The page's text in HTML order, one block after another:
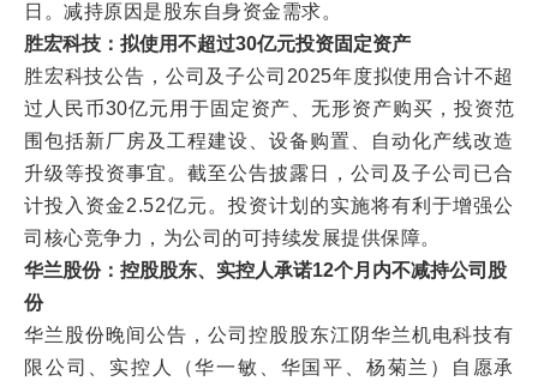
日。减持原因是股东自身资金需求。
胜宏科技：拟使用不超过30亿元投资固定资产
胜宏科技公告，公司及子公司2025年度拟使用合计不超
过人民币30亿元用于固定资产、无形资产购买，投资范
围包括新厂房及工程建设、设备购置、自动化产线改造
升级等投资事宜。截至公告披露日，公司及子公司已合
计投入资金2.52亿元。投资计划的实施将有利于增强公
司核心竞争力，为公司的可持续发展提供保障。
华兰股份：控股股东、实控人承诺12个月内不减持公司股
份
华兰股份晚间公告，公司控股股东江阴华兰机电科技有
限公司、实控人（华一敏、华国平、杨菊兰）自愿承